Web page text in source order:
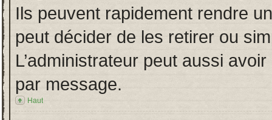
Ils peuvent rapidement rendre
peut décider de les retirer ou
L’administrateur peut aussi
par message.
Haut